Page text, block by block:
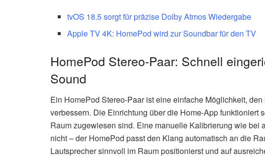
tvOS 18.5 sorgt für präzise Dolby Atmos Wiedergabe
Apple TV 4K: HomePod wird zur Soundbar für den TV
HomePod Stereo-Paar: Schnell
Sound
Ein HomePod Stereo-Paar ist eine einfache Möglichkeit,
verbessern. Die Einrichtung über die Home-App funktioniert
Raum zugewiesen sind. Eine manuelle Kalibrierung wie bei
nicht – der HomePod passt den Klang automatisch an die
Lautsprecher sinnvoll im Raum positionierst und auf